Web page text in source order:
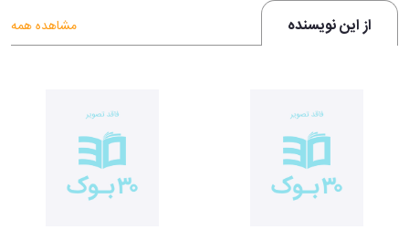
از این نویسنده مشاهده همه